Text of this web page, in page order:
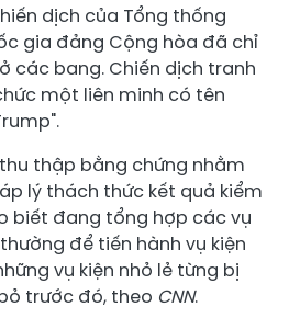
dịch của Tổng thống
gia đảng Cộng hòa đã chỉ
các bang. Chiến dịch tranh
một liên minh có tên
thập bằng chứng nhằm
lý thách thức kết quả kiểm
biết đang tổng hợp các vụ
để tiến hành vụ kiện
vụ kiện nhỏ lẻ từng bị
trước đó, theo CNN.